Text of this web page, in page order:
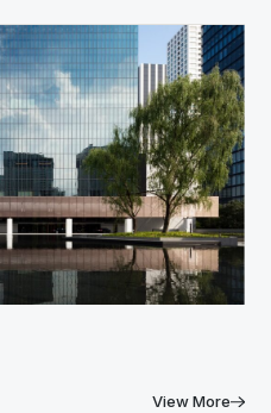
View More